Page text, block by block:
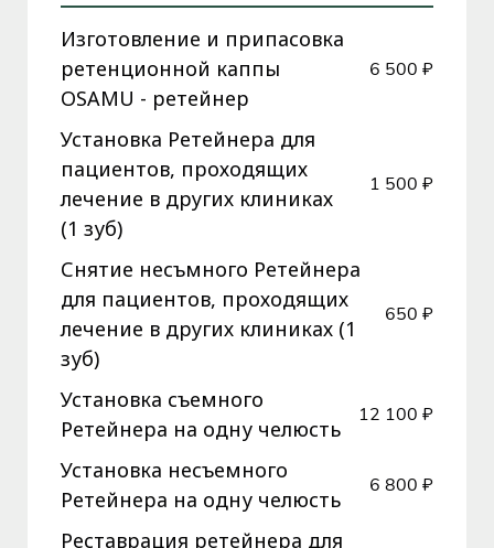
Изготовление и припасовка
ретенционной каппы
OSAMU - ретейнер
6 500 ₽
Установка Ретейнера для
пациентов, проходящих
лечение в других клиниках
(1 зуб)
1 500 ₽
Снятие несъмного Ретейнера
для пациентов, проходящих
лечение в других клиниках (1
зуб)
650 ₽
Установка съемного
Ретейнера на одну челюсть
12 100 ₽
Установка несъемного
Ретейнера на одну челюсть
6 800 ₽
Реставрация ретейнера для